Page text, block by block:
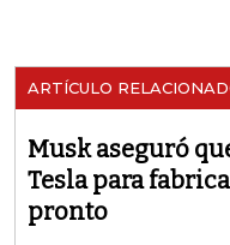
ARTÍCULO
Musk aseguró
Tesla para
pronto